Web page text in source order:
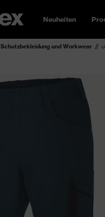
Neuheiten
Schutzbekleidung und Workwear